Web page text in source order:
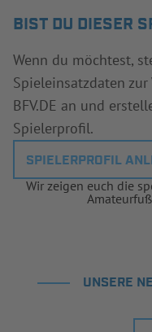
BIST DU DIESER
Wenn du möchtest,
Spieleinsatzdaten
BFV.DE an und
Spielerprofil.
SPIELERPROFIL
Wir zeigen euch die
UNSERE